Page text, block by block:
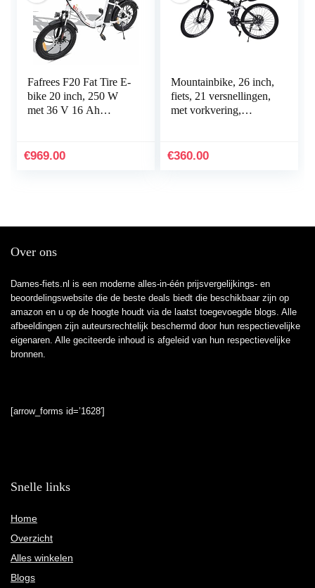
Fafrees F20 Fat Tire E-
bike 20 inch, 250 W
met 36 V 16 Ah
bike 25 km/u,
€969.00
Mountainbike, 26 inch,
fiets, 21 versnellingen,
met vorkvering,
heren voor dames…
€360.00
Over ons
Dames-fiets.nl is een moderne alles-in-één prijsvergelijkings- en
beoordelingswebsite die de beste deals biedt die beschikbaar zijn op
amazon en u op de hoogte houdt via de laatst toegevoegde blogs. Alle
afbeeldingen zijn auteursrechtelijk beschermd door hun respectievelijke
eigenaren. Alle geciteerde inhoud is afgeleid van hun respectievelijke
bronnen.
[arrow_forms id=’1628′]
Snelle links
Home
Overzicht
Alles winkelen
Blogs